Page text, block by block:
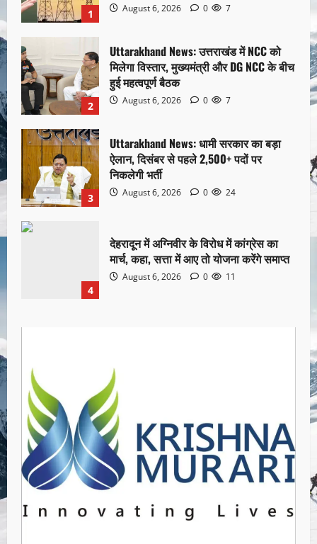
1 August 6, 2026 0 7
2
Uttarakhand News: उत्तराखंड में NCC को
मिलेगा विस्तार, मुख्यमंत्री और DG NCC के बीच
हुई महत्वपूर्ण बैठक
August 6, 2026 0 7
3
Uttarakhand News: धामी सरकार का बड़ा
ऐलान, दिसंबर से पहले 2,500+ पदों पर
निकलेगी भर्ती
August 6, 2026 0 24
4
देहरादून में अग्निवीर के विरोध में कांग्रेस का
मार्च, कहा, सत्ता में आए तो योजना करेंगे समाप्त
August 6, 2026 0 11